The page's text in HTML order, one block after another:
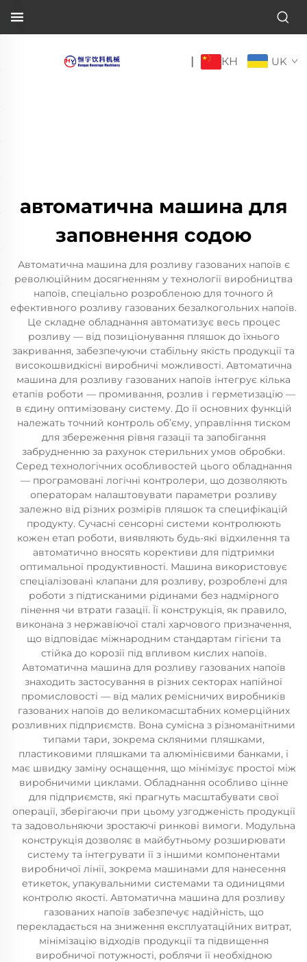
| КН UK
автоматична машина для
заповнення содою
Автоматична машина для розливу газованих напоїв є
революційним досягненням у технології виробництва
напоїв, спеціально розробленою для точного й
ефективного розливу газованих безалкогольних напоїв.
Це складне обладнання автоматизує весь процес
розливу — від позиціонування пляшок до їхнього
закривання, забезпечуючи стабільну якість продукції та
високошвидкісні виробничі можливості. Автоматична
машина для розливу газованих напоїв інтегрує кілька
етапів роботи — промивання, розлив і герметизацію —
в єдину оптимізовану систему. До її основних функцій
належать точний контроль об’єму, управління тиском
для збереження рівня газації та запобігання
забрудненню за рахунок стерильних умов обробки.
Серед технологічних особливостей цього обладнання
— програмовані логічні контролери, що дозволяють
операторам налаштовувати параметри розливу
залежно від різних розмірів пляшок та специфікацій
продукту. Сучасні сенсорні системи контролюють
кожен етап роботи, виявляють будь-які відхилення та
автоматично вносять корективи для підтримки
оптимальної продуктивності. Машина використовує
спеціалізовані клапани для розливу, розроблені для
роботи з підтисканими рідинами без надмірного
пінення чи втрати газації. Її конструкція, як правило,
виконана з нержавіючої сталі харчового призначення,
що відповідає міжнародним стандартам гігієни та
стійка до корозії під впливом кислих напоїв.
Автоматична машина для розливу газованих напоїв
знаходить застосування в різних секторах напійної
промисловості — від малих ремісничих виробників
газованих напоїв до великомасштабних комерційних
розливних підприємств. Вона сумісна з різноманітними
типами тари, зокрема скляними пляшками,
пластиковими пляшками та алюмінієвими банками, і
має швидку заміну оснащення, що мінімізує простої між
виробничими циклами. Обладнання особливо цінне
для підприємств, які прагнуть масштабувати свої
операції, зберігаючи при цьому узгодженість продукції
та задовольняючи зростаючі ринкові вимоги. Модульна
конструкція дозволяє в майбутньому розширювати
систему та інтегрувати її з іншими компонентами
виробничої лінії, зокрема машинами для нанесення
етикеток, упакувальними системами та одиницями
контролю якості. Автоматична машина для розливу
газованих напоїв забезпечує надійність, що
перекладається на зниження експлуатаційних витрат,
мінімізацію відходів продукції та підвищення
виробничої потужності, роблячи її необхідною